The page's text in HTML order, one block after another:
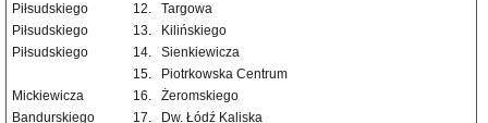
Piłsudskiego
12.
Targowa
Piłsudskiego
13.
Kilińskiego
Piłsudskiego
14.
Sienkiewicza
15.
Piotrkowska Centrum
Mickiewicza
16.
Żeromskiego
Bandurskiego
17.
Dw. Łódź Kaliska